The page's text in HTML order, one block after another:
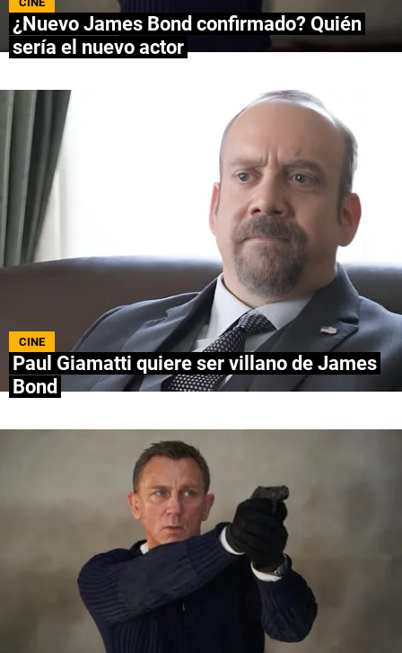
NETFLIX
APPLE TV+
MÚSICA
CELEBRITIES
PASATIEMPOS
SPOILER US
STAFF | CONTACTO
Términos y Condiciones
Políticas de Privacidad
Política Editorial
Ad Choices
Bolavip, al igual que Futbol Sites, es una
compañía perteneciente a Better Collective.
¿Nuevo James Bond confirmado? Quién
sería el nuevo actor
CINE
Paul Giamatti quiere ser villano de James
Bond